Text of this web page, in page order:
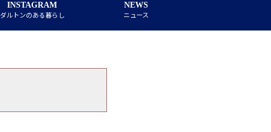
INSTAGRAM
ダルトンのある暮らし
NEWS
ニュース